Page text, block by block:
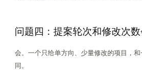
问题四：提案轮次和修改次
会。一个只给单方向、少量修改的项目，
同。